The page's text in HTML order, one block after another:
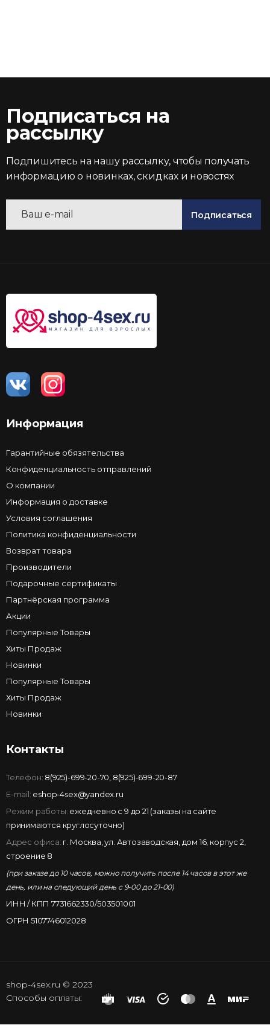
Подписаться на
рассылку
Подпишитесь на нашу рассылку, чтобы получать
информацию о новинках, скидках и новостях
Подписаться
Информация
Гарантийные обязятельства
Конфиденциальность отправлений
О компании
Информация о доставке
Условия соглашения
Политика конфиденциальности
Возврат товара
Производители
Подарочные сертификаты
Партнёрская программа
Акции
Популярные Товары
Хиты Продаж
Новинки
Популярные Товары
Хиты Продаж
Новинки
Контакты
Телефон: 8(925)-699-20-70 8(925)-699-20-87
E-mail: eshop-4sex@yandex.ru
Режим работы: ежедневно с 9 до 21 (заказы на сайте
принимаются круглосуточно)
Адрес офиса: г. Москва, ул. Автозаводская, дом 16, корпус 2,
строение 8
(при заказе до 10 часов, можно получить после 14 часов в этот же
день, или на следующий день с 9-00 до 21-00)
ИНН / КПП 7731662330/503501001
ОГРН 5107746012028
shop-4sex.ru © 2023
Способы оплаты: